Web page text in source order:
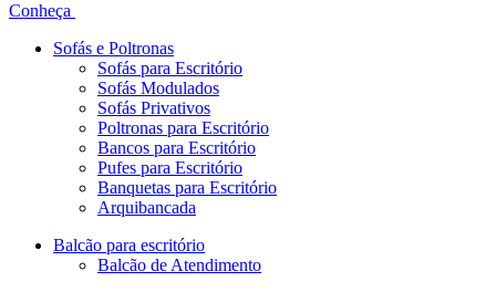
Conheça
Sofás e Poltronas
Sofás para Escritório
Sofás Modulados
Sofás Privativos
Poltronas para Escritório
Bancos para Escritório
Pufes para Escritório
Banquetas para Escritório
Arquibancada
Balcão para escritório
Balcão de Atendimento